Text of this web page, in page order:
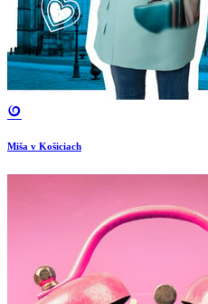
Miša v Košiciach